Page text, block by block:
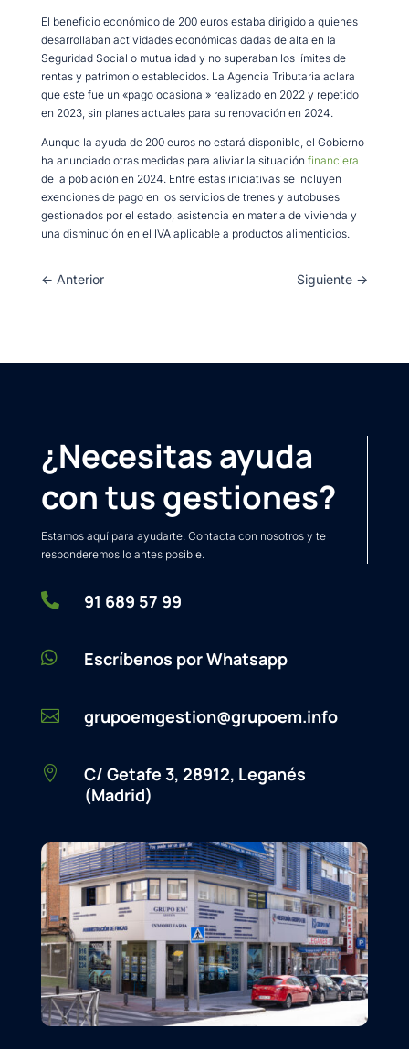
El beneficio económico de 200 euros estaba dirigido a quienes
desarrollaban actividades económicas dadas de alta en la
Seguridad Social o mutualidad y no superaban los límites de
rentas y patrimonio establecidos. La Agencia Tributaria aclara
que este fue un «pago ocasional» realizado en 2022 y repetido
en 2023, sin planes actuales para su renovación en 2024.
Aunque la ayuda de 200 euros no estará disponible, el Gobierno
ha anunciado otras medidas para aliviar la situación financiera
de la población en 2024. Entre estas iniciativas se incluyen
exenciones de pago en los servicios de trenes y autobuses
gestionados por el estado, asistencia en materia de vivienda y
una disminución en el IVA aplicable a productos alimenticios.
← Anterior Siguiente →
¿Necesitas ayuda
con tus gestiones?
Estamos aquí para ayudarte. Contacta con nosotros y te
responderemos lo antes posible.
 91 689 57 99
 Escríbenos por Whatsapp
 grupoemgestion@grupoem.info

C/ Getafe 3, 28912, Leganés
(Madrid)